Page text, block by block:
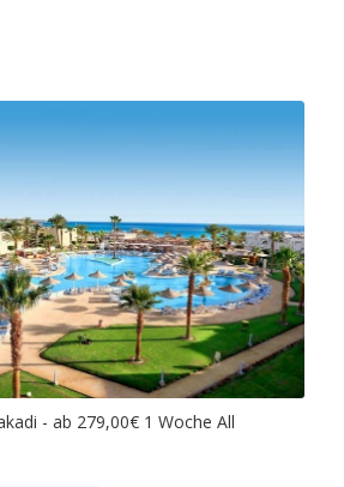
- ab 279,00€ 1 Woche All